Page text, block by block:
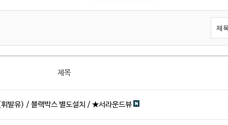
제목
발유) / 블랙박스 별도설치 / ★서라운드뷰